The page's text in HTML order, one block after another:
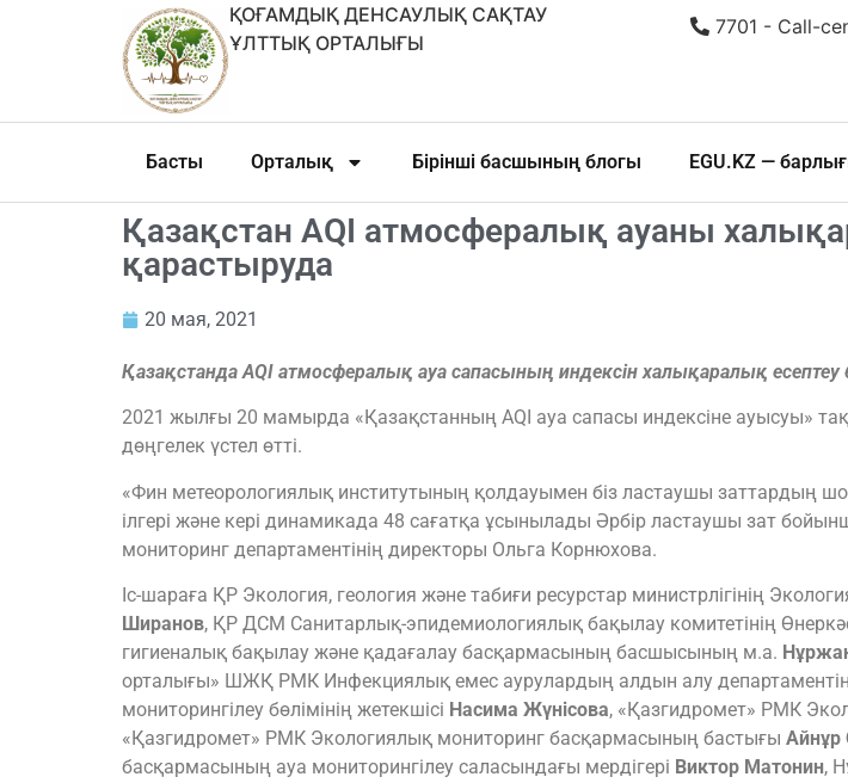
ҚОҒАМДЫҚ ДЕНСАУЛЫҚ САҚТАУ
ҰЛТТЫҚ ОРТАЛЫҒЫ
7701 - Call-
Басты Орталық Бірінші басшының блогы EGU.KZ —
Қазақстан AQI атмосфералық ауаны
қарастыруда
20 мая, 2021
Қазақстанда AQI атмосфералық ауа сапасының индексін халықаралық есептеу
2021 жылғы 20 мамырда «Қазақстанның AQI ауа сапасы индексіне ауысуы»
дөңгелек үстел өтті.
«Фин метеорологиялық институтының қолдауымен біз ластаушы заттардың
ілгері және кері динамикада 48 сағатқа ұсынылады Әрбір ластаушы зат
мониторинг департаментінің директоры Ольга Корнюхова.
Іс-шараға ҚР Экология, геология және табиғи ресурстар министрлігінің
Ширанов, ҚР ДСМ Санитарлық-эпидемиологиялық бақылау комитетінің
гигиеналық бақылау және қадағалау басқармасының басшысының м.а.
орталығы» ШЖҚ РМК Инфекциялық емес аурулардың алдын алу
мониторингілеу бөлімінің жетекшісі Насима Жүнісова, «Қазгидромет» РМК
«Қазгидромет» РМК Экологиялық мониторинг басқармасының бастығы Айнұр
басқармасының ауа мониторингілеу саласындағы мердігері Виктор Матонин,